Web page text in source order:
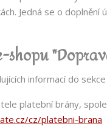
Jedná se o
shopu
informací do sekce
platební brány,
cz/platebni-brana